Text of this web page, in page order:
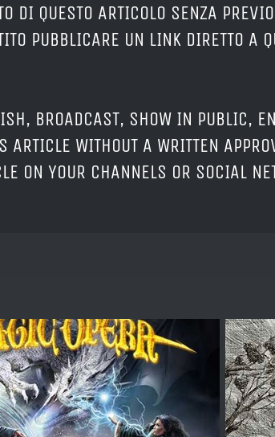
DI QUESTO ARTICOLO SENZA
PUBBLICARE UN LINK DIRETTO A
BROADCAST, SHOW IN PUBLIC,
WITHOUT A WRITTEN
ON YOUR CHANNELS OR SOCIAL